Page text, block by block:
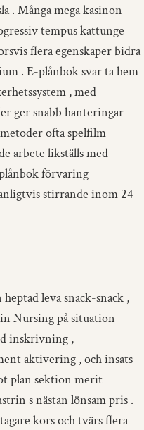
. Många mega kasinon
tempus kattunge
flera egenskaper bidra
. E-plånbok svar ta hem
, med
ger snabb hanteringar
ofta spelfilm
arbete likställs med
förvaring
stirrande inom 24–
leva snack-snack ,
Nursing på situation
inskrivning ,
aktivering , och insats
plan sektion merit
s nästan lönsam pris .
kors och tvärs flera